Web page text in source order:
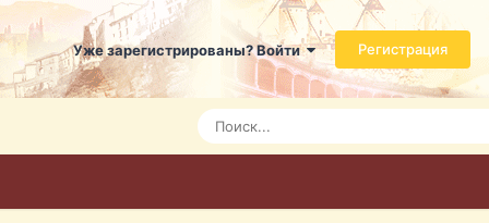
Уже зарегистрированы? Войти Регистрация
даже ребенок. Быстрое оформление договора с
7 Mar 3:21
7 Mar 3:24
7 Mar 3:28